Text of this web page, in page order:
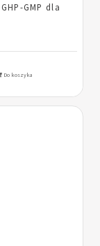
GMP dla
Do koszyka